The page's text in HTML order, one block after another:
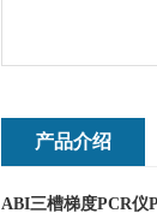
产品介绍
ABI三槽梯度PCR仪